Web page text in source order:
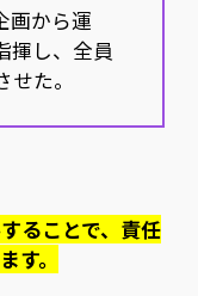
画から運
揮し、全員
た。
ることで、責任
す。